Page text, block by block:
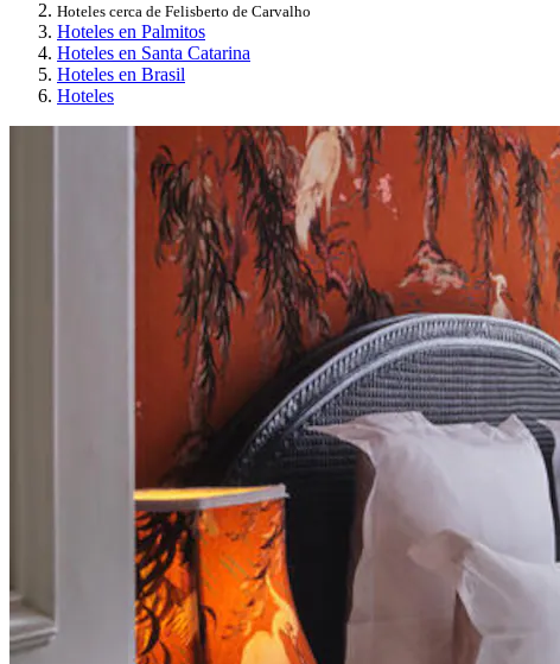
Hoteles cerca de Felisberto de Carvalho
Hoteles en Palmitos
Hoteles en Santa Catarina
Hoteles en Brasil
Hoteles